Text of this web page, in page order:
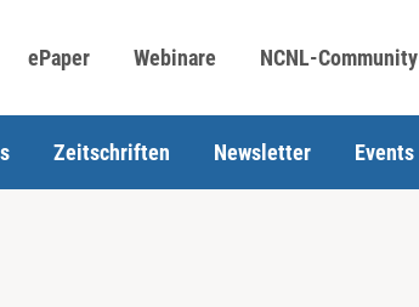
ePaper Webinare NCNL-Community
Zeitschriften Newsletter Events